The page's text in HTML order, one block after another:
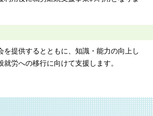
を提供するとともに、知識・能力の向上し
就労への移行に向けて支援します。